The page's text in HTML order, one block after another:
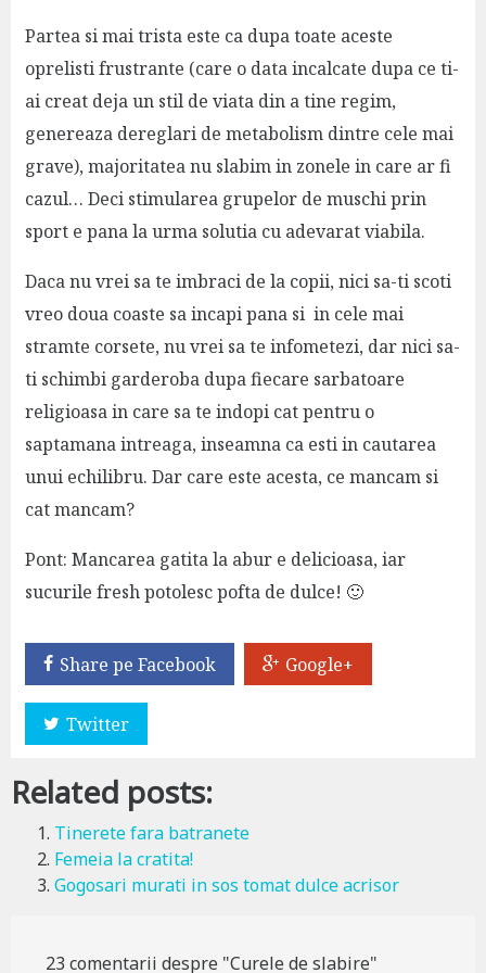
Partea si mai trista este ca dupa toate aceste
oprelisti frustrante (care o data incalcate dupa ce ti-
ai creat deja un stil de viata din a tine regim,
genereaza dereglari de metabolism dintre cele mai
grave), majoritatea nu slabim in zonele in care ar fi
cazul… Deci stimularea grupelor de muschi prin
sport e pana la urma solutia cu adevarat viabila.
Daca nu vrei sa te imbraci de la copii, nici sa-ti scoti
vreo doua coaste sa incapi pana si in cele mai
stramte corsete, nu vrei sa te infometezi, dar nici sa-
ti schimbi garderoba dupa fiecare sarbatoare
religioasa in care sa te indopi cat pentru o
saptamana intreaga, inseamna ca esti in cautarea
unui echilibru. Dar care este acesta, ce mancam si
cat mancam?
Pont: Mancarea gatita la abur e delicioasa, iar
sucurile fresh potolesc pofta de dulce! 🙂
Share pe Facebook Google+
Twitter
Related posts:
Tinerete fara batranete
Femeia la cratita!
Gogosari murati in sos tomat dulce acrisor
23 comentarii despre "Curele de slabire"